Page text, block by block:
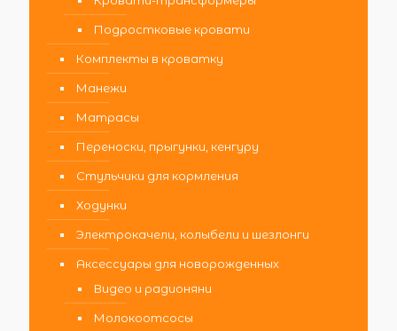
Подростковые кровати
Комплекты в кроватку
Манежи
Матрасы
Переноски, прыгунки, кенгуру
Стульчики для кормления
Ходунки
Электрокачели, колыбели и шезлонги
Аксессуары для новорожденных
Видео и радионяни
Молокоотсосы